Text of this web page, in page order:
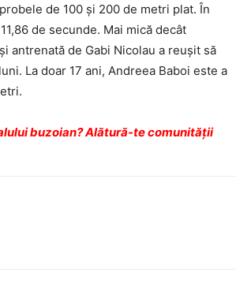
de 100 şi 200 de metri plat. În
de secunde. Mai mică decât
antrenată de Gabi Nicolau a reuşit să
La doar 17 ani, Andreea Baboi este a
buzoian? Alătură-te comunității